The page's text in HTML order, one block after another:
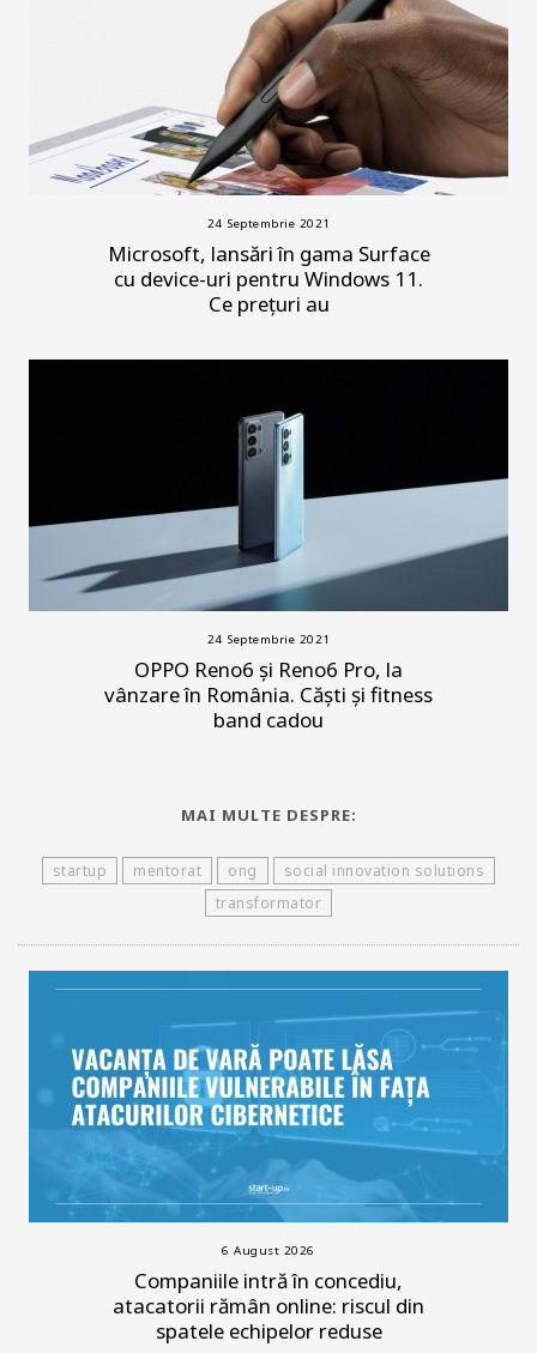
24 Septembrie 2021
Microsoft, lansări în gama Surface
cu device-uri pentru Windows 11.
Ce prețuri au
24 Septembrie 2021
OPPO Reno6 și Reno6 Pro, la
vânzare în România. Căști și fitness
band cadou
MAI MULTE DESPRE:
startup mentorat ong
social innovation solutions
transformator
6 August 2026
Companiile intră în concediu,
atacatorii rămân online: riscul din
spatele echipelor reduse